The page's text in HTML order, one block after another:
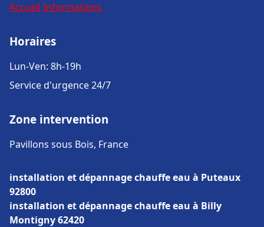
Accueil Informations
Horaires
Lun-Ven: 8h-19h
Service d'urgence 24/7
Zone intervention
Pavillons sous Bois, France
installation et dépannage chauffe eau à Puteaux
92800
installation et dépannage chauffe eau à Billy
Montigny 62420